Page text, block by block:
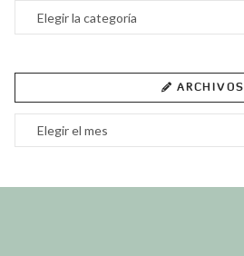
Categorías
ARCHIVOS
Archivos